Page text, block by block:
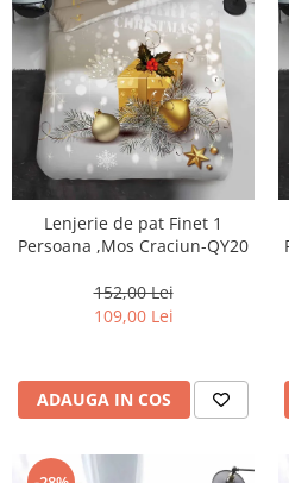
Lenjerie de pat Finet 1
Persoana ,Mos Craciun-QY20
152,00 Lei
109,00 Lei
ADAUGA IN COS